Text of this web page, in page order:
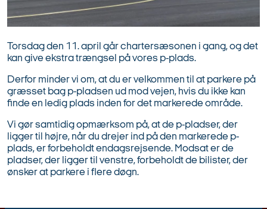
Torsdag den 11. april går chartersæsonen i gang, og det
kan give ekstra trængsel på vores p-plads.
Derfor minder vi om, at du er velkommen til at parkere på
græsset bag p-pladsen ud mod vejen, hvis du ikke kan
finde en ledig plads inden for det markerede område.
Vi gør samtidig opmærksom på, at de p-pladser, der
ligger til højre, når du drejer ind på den markerede p-
plads, er forbeholdt endagsrejsende. Modsat er de
pladser, der ligger til venstre, forbeholdt de bilister, der
ønsker at parkere i flere døgn.